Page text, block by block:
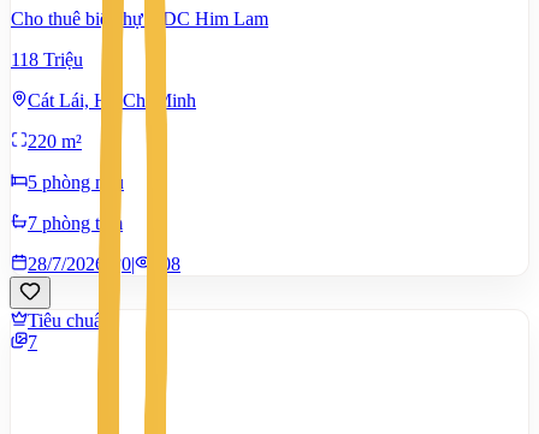
Cho thuê biệt thự KDC Him Lam
118 Triệu
Cát Lái, Hồ Chí Minh
220 m²
5 phòng ngủ
7 phòng tắm
28/7/2026
0| 708
Tiêu chuẩn
7